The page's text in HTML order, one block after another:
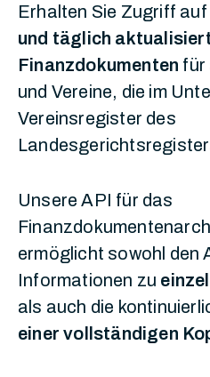
Erhalten Sie Zugriff auf
und täglich
Finanzdokumenten für
und Vereine, die im
Vereinsregister des
Unsere API für das
ermöglicht sowohl den
Informationen zu
als auch die
einer vollständigen